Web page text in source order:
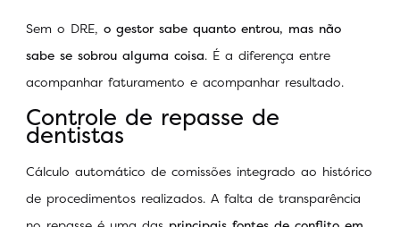
Sem o DRE, o gestor sabe quanto entrou, mas não
sabe se sobrou alguma coisa. É a diferença entre
acompanhar faturamento e acompanhar resultado.
Controle de repasse de
dentistas
Cálculo automático de comissões integrado ao histórico
de procedimentos realizados. A falta de transparência